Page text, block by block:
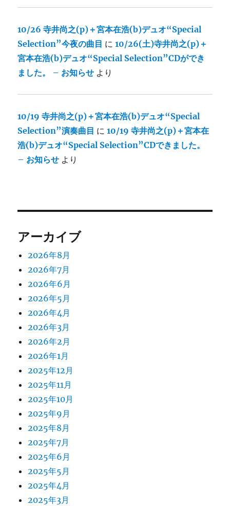
10/26 寺井尚之(p)＋宮本在浩(b)デュオ“Special
Selection”今夜の曲目 に10/26(土)寺井尚之(p)＋
宮本在浩(b)デュオ“Special Selection”CDができ
ました。 – お知らせ より
10/19 寺井尚之(p)＋宮本在浩(b)デュオ“Special
Selection”演奏曲目 に10/19 寺井尚之(p)＋宮本在
浩(b)デュオ“Special Selection”CDできました。
– お知らせ より
アーカイブ
2026年8月
2026年7月
2026年6月
2026年5月
2026年4月
2026年3月
2026年2月
2026年1月
2025年12月
2025年11月
2025年10月
2025年9月
2025年8月
2025年7月
2025年6月
2025年5月
2025年4月
2025年3月